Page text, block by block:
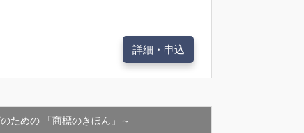
詳細・申込
ための 「商標のきほん」～